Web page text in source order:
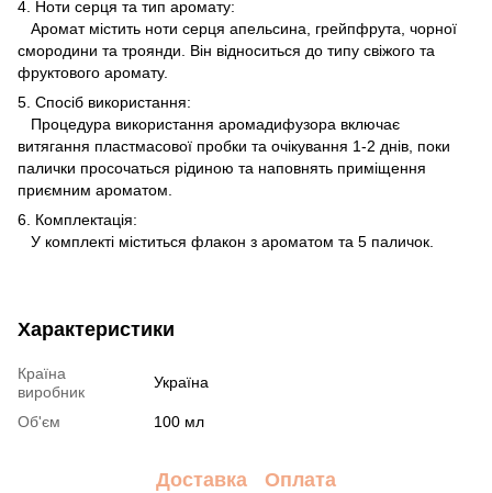
4. Ноти серця та тип аромату:
Аромат містить ноти серця апельсина, грейпфрута, чорної
смородини та троянди. Він відноситься до типу свіжого та
фруктового аромату.
5. Спосіб використання:
Процедура використання аромадифузора включає
витягання пластмасової пробки та очікування 1-2 днів, поки
палички просочаться рідиною та наповнять приміщення
приємним ароматом.
6. Комплектація:
У комплекті міститься флакон з ароматом та 5 паличок.
Характеристики
Країна
виробник
Україна
Об'єм 100 мл
Доставка Оплата